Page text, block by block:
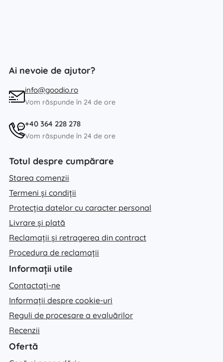
Ai nevoie de ajutor?
info@goodio.ro
Vom răspunde în 24 de ore
+40 364 228 278
Vom răspunde în 24 de ore
Totul despre cumpărare
Starea comenzii
Termeni și condiții
Protecția datelor cu caracter personal
Livrare și plată
Reclamații și retragerea din contract
Procedura de reclamații
Informații utile
Contactați-ne
Informații despre cookie-uri
Reguli de procesare a evaluărilor
Recenzii
Ofertă